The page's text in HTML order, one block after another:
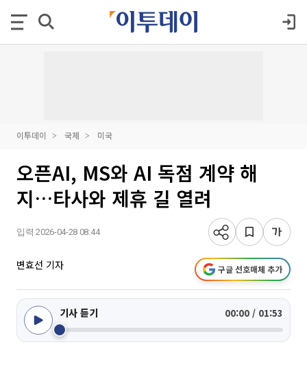
이투데이 국제 미국
오픈AI, MS와 AI 독점 계약 해
지…타사와 제휴 길 열려
입력 2026-04-28 08:44
변효선 기자 구글 선호매체 추가
기사 듣기 00:00 / 01:53